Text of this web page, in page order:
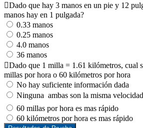
Dado que hay 3 manos en un pie y 12
manos hay en 1 pulgada?
0.33 manos
0.25 manos
4.0 manos
36 manos
Dado que 1 milla = 1.61 kilómetros, cual
millas por hora o 60 kilómetros por hora
No hay suficiente información dada
Ninguna  ambas son la misma velocidad
60 millas por hora es mas rápido
60 kilómetros por hora es mas rápido